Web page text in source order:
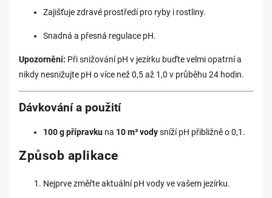
Zajišťuje zdravé prostředí pro ryby i rostliny.
Snadná a přesná regulace pH.
Upozornění: Při snižování pH v jezírku buďte velmi opatrní a
nikdy nesnižujte pH o více než 0,5 až 1,0 v průběhu 24 hodin.
Dávkování a použití
100 g přípravku na 10 m³ vodysníží pH přibližně o 0,1.
Způsob aplikace
Nejprve změřte aktuální pH vody ve vašem jezírku.